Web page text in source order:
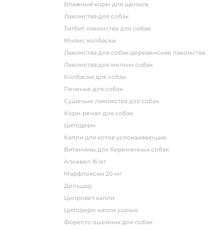
влажный корм для щенков
лакомства для собак
титбит лакомства для собак
мнямс колбаски
лакомства для собак деревенские лакомства
лакомства для мелких собак
колбаски для собак
печенье для собак
сушеные лакомства для собак
корм ренал для собак
цитодерм
капли для котов успокаивающие
витамины для беременных собак
апоквел 16 мг
марфлоксин 20 мг
дельцид
ципровет капли
цитодерм капли ушные
форесто ошейник для собак